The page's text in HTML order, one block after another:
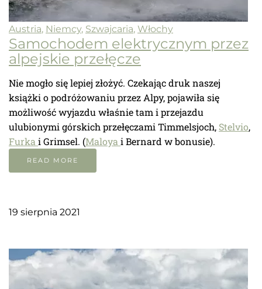
Austria, Niemcy, Szwajcaria, Włochy
Samochodem elektrycznym przez
alpejskie przełęcze
Nie mogło się lepiej złożyć. Czekając druk naszej
książki o podróżowaniu przez Alpy, pojawiła się
możliwość wyjazdu właśnie tam i przejazdu
ulubionymi górskich przełęczami Timmelsjoch, Stelvio,
Furka i Grimsel. (Maloya i Bernard w bonusie).
READ MORE
19 sierpnia 2021